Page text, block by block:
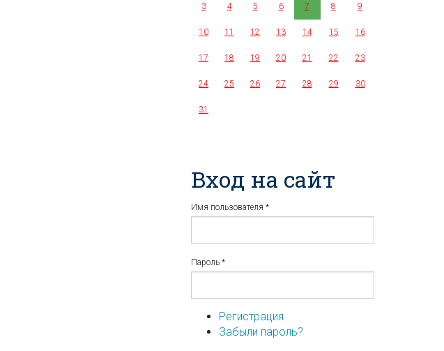
3 4 5 6 7 8 9
10 11 12 13 14 15 16
17 18 19 20 21 22 23
24 25 26 27 28 29 30
31
Вход на сайт
Имя пользователя *
Пароль *
Регистрация
Забыли пароль?